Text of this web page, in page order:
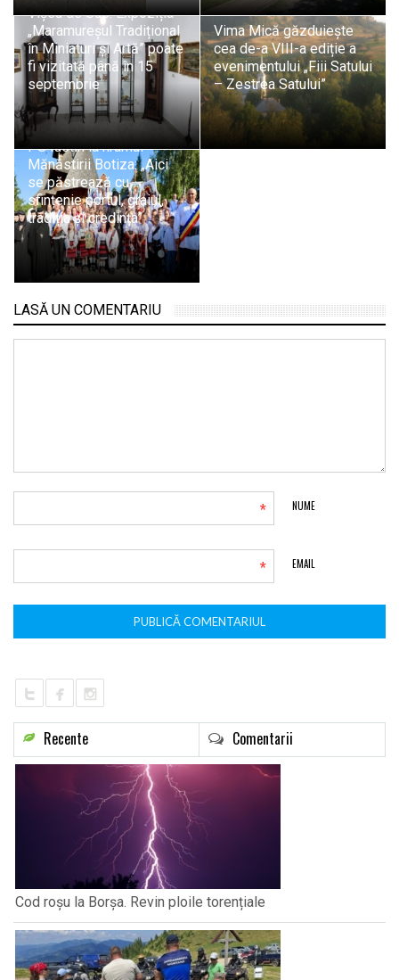
Vișeu de Sus: Expoziția
„Maramureșul Tradițional
în Miniaturi și Artă” poate
fi vizitată până în 15
septembrie
Vima Mică găzduiește
cea de-a VIII-a ediție a
evenimentului „Fiii Satului
– Zestrea Satului”
PS Iustin la hramul
Mănăstirii Botiza: „Aici
se păstrează cu
sfințenie portul, graiul,
tradiția și credința”
LASĂ UN COMENTARIU
NUME
*
EMAIL
*
Recente Comentarii
Cod roșu la Borșa. Revin ploile torențiale